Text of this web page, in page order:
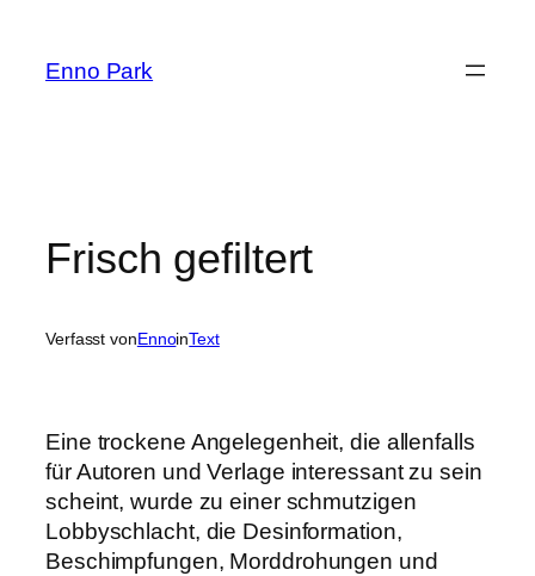
springen
Enno Park
Frisch gefiltert
Verfasst vonEnnoinText
Eine trockene Angelegenheit, die allenfalls
für Autoren und Verlage interessant zu sein
scheint, wurde zu einer schmutzigen
Lobbyschlacht, die Desinformation,
Beschimpfungen, Morddrohungen und